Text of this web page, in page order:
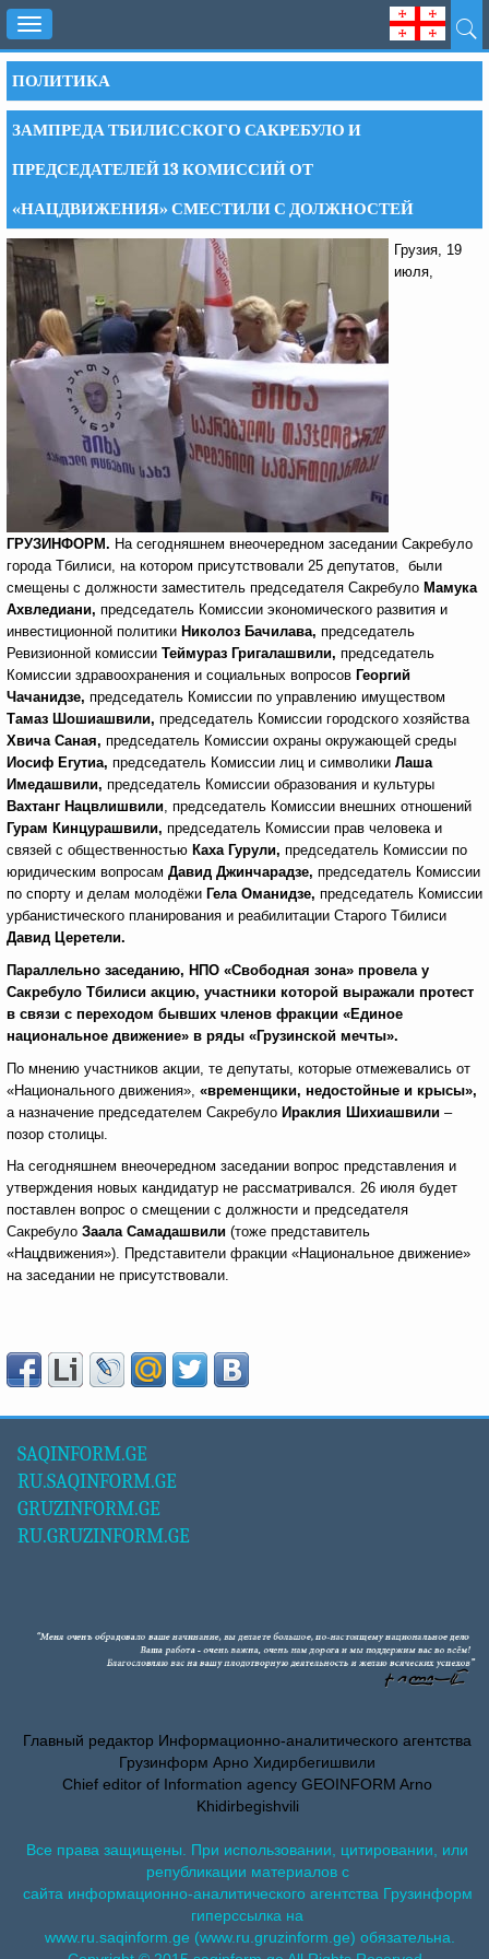
Toggle
navigation
ПОЛИТИКА
ЗАМПРЕДА ТБИЛИССКОГО САКРЕБУЛО И
ПРЕДСЕДАТЕЛЕЙ 13 КОМИССИЙ ОТ
«НАЦДВИЖЕНИЯ» СМЕСТИЛИ С ДОЛЖНОСТЕЙ
Грузия, 19
июля,
ГРУЗИНФОРМ. На сегодняшнем внеочередном заседании Сакребуло
города Тбилиси, на котором присутствовали 25 депутатов, были
смещены с должности заместитель председателя Сакребуло Мамука
Ахвледиани, председатель Комиссии экономического развития и
инвестиционной политики Николоз Бачилава, председатель
Ревизионной комиссии Теймураз Григалашвили, председатель
Комиссии здравоохранения и социальных вопросов Георгий
Чачанидзе, председатель Комиссии по управлению имуществом
Тамаз Шошиашвили, председатель Комиссии городского хозяйства
Хвича Саная, председатель Комиссии охраны окружающей среды
Иосиф Егутиа, председатель Комиссии лиц и символики Лаша
Имедашвили, председатель Комиссии образования и культуры
Вахтанг Нацвлишвили, председатель Комиссии внешних отношений
Гурам Кинцурашвили, председатель Комиссии прав человека и
связей с общественностью Каха Гурули, председатель Комиссии по
юридическим вопросам Давид Джинчарадзе, председатель Комиссии
по спорту и делам молодёжи Гела Оманидзе, председатель Комиссии
урбанистического планирования и реабилитации Старого Тбилиси
Давид Церетели.
Параллельно заседанию, НПО «Свободная зона» провела у
Сакребуло Тбилиси акцию, участники которой выражали протест
в связи с переходом бывших членов фракции «Единое
национальное движение» в ряды «Грузинской мечты».
По мнению участников акции, те депутаты, которые отмежевались от
«Национального движения», «временщики, недостойные и крысы»,
а назначение председателем Сакребуло Ираклия Шихиашвили –
позор столицы.
На сегодняшнем внеочередном заседании вопрос представления и
утверждения новых кандидатур не рассматривался. 26 июля будет
поставлен вопрос о смещении с должности и председателя
Сакребуло Заала Самадашвили (тоже представитель
«Нацдвижения»). Представители фракции «Национальное движение»
на заседании не присутствовали.
SAQINFORM.GE
RU.SAQINFORM.GE
GRUZINFORM.GE
RU.GRUZINFORM.GE
Главный редактор Информационно-аналитического агентства
Грузинформ Арно Хидирбегишвили
Chief editor of Information agency GEOINFORM Arno
Khidirbegishvili
Все права защищены. При использовании, цитировании, или
републикации материалов с
сайта информационно-аналитического агентства Грузинформ
гиперссылка на
www.ru.saqinform.ge (www.ru.gruzinform.ge) обязательна.